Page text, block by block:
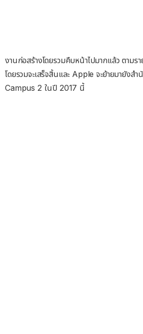
งานก่อสร้างโดยรวมคืบหน้าไปมากแล้ว ตามร
โดยรวมจะเสร็จสิ้นและ Apple จะย้ายมายังส
Campus 2 ในปี 2017 นี้